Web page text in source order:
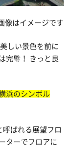
像はイメージです
しい景色を前に
完璧！ きっと良
浜のシンボル
ばれる展望フロ
ターでフロアに